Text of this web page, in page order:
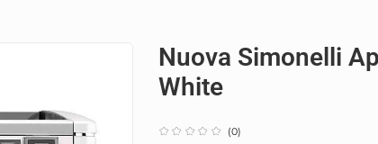
(0)
Nuova Simonelli
White